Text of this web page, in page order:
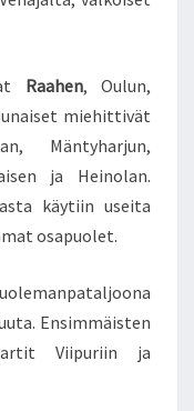
Raahen, Oulun,
miehittivät
Mäntyharjun,
ja Heinolan.
käytiin useita
osapuolet.
Ensimmäisten
Viipuriin ja